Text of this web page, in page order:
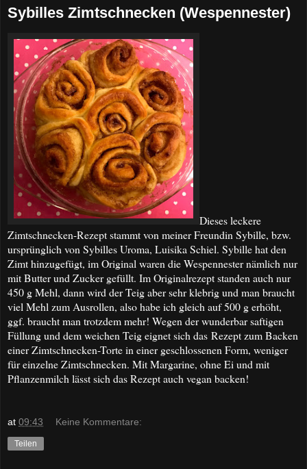
Sybilles Zimtschnecken (Wespennester)
Dieses leckere
Zimtschnecken-Rezept stammt von meiner Freundin Sybille, bzw.
ursprünglich von Sybilles Uroma, Luisika Schiel. Sybille hat den
Zimt hinzugefügt, im Original waren die Wespennester nämlich nur
mit Butter und Zucker gefüllt. Im Originalrezept standen auch nur
450 g Mehl, dann wird der Teig aber sehr klebrig und man braucht
viel Mehl zum Ausrollen, also habe ich gleich auf 500 g erhöht,
ggf. braucht man trotzdem mehr! Wegen der wunderbar saftigen
Füllung und dem weichen Teig eignet sich das Rezept zum Backen
einer Zimtschnecken-Torte in einer geschlossenen Form, weniger
für einzelne Zimtschnecken. Mit Margarine, ohne Ei und mit
Pflanzenmilch lässt sich das Rezept auch vegan backen!
at 09:43 Keine Kommentare:
Teilen